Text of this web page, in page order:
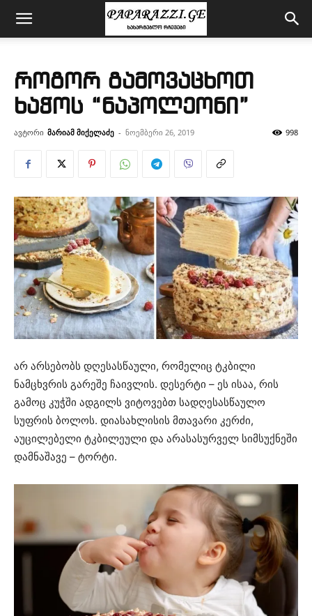
როგორ გამოვაცხოთ
ხაჭოს “ნაპოლეონი”
ავტორი მარიამ მიქელაძე - ნოემბერი 26, 2019 998
არ არსებობს დღესასწაული, რომელიც ტკბილი
ნამცხვრის გარეშე ჩაივლის. დესერტი – ეს ისაა, რის
გამოც კუჭში ადგილს ვიტოვებთ სადღესასწაულო
სუფრის ბოლოს. დიასახლისის მთავარი კერძი,
აუცილებელი ტკბილეული და არასასურველ სიმსუქნეში
დამნაშავე – ტორტი.